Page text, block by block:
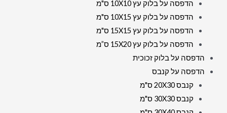
הדפסה על בלוק עץ 10X10 ס"מ
הדפסה על בלוק עץ 10X15 ס"מ
הדפסה על בלוק עץ 15X15 ס"מ
הדפסה על בלוק עץ 15X20 ס”מ
הדפסה על בלוק זכוכית
הדפסה על קנבס
קנבס 20X30 ס"מ
קנבס 30X30 ס"מ